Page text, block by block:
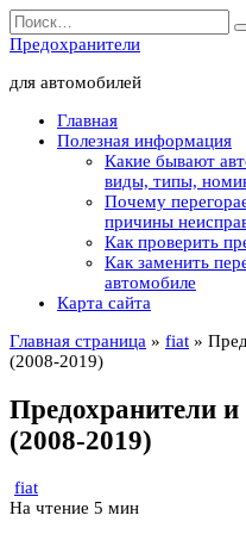
Перейти
к
содержанию
Search
for:
Предохранители
для автомобилей
Главная
Полезная информация
Какие бывают
виды, типы,
Почему
причины
Как проверить
Как заменить
автомобиле
Карта сайта
Главная страница » fiat »
(2008-2019)
Предохранители и
(2008-2019)
fiat
На чтение 5 мин